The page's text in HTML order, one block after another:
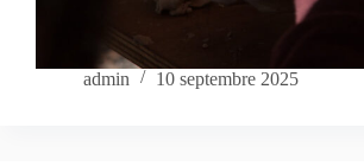
admin 10 septembre 2025